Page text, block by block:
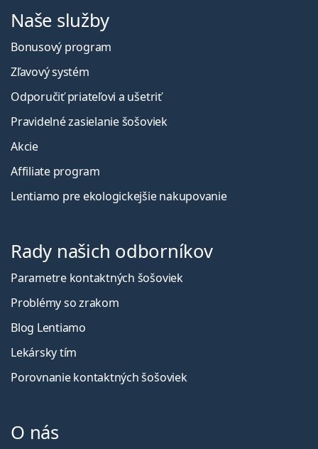
Naše služby
Bonusový program
Zľavový systém
Odporučiť priateľovi a ušetriť
Pravidelné zasielanie šošoviek
Akcie
Affiliate program
Lentiamo pre ekologickejšie nakupovanie
Rady našich odborníkov
Parametre kontaktných šošoviek
Problémy so zrakom
Blog Lentiamo
Lekársky tím
Porovnanie kontaktných šošoviek
O nás